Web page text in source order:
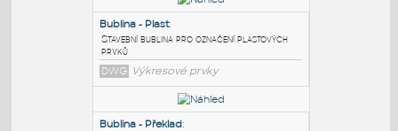
PODOBNÉ BLOKY:
Bublina:
Stavební bublina pro označení prvku
DWG Výkresové prvky